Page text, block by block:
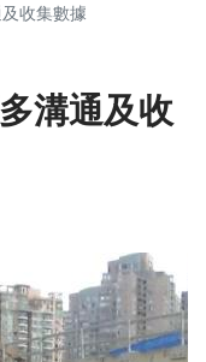
收集數據
溝通及收